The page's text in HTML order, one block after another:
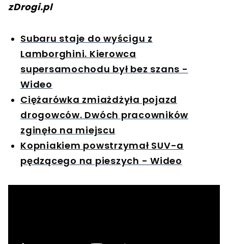
zDrogi.pl
Subaru staje do wyścigu z
Lamborghini. Kierowca
supersamochodu był bez szans -
Wideo
Ciężarówka zmiażdżyła pojazd
drogowców. Dwóch pracowników
zginęło na miejscu
Kopniakiem powstrzymał SUV-a
pędzącego na pieszych - Wideo